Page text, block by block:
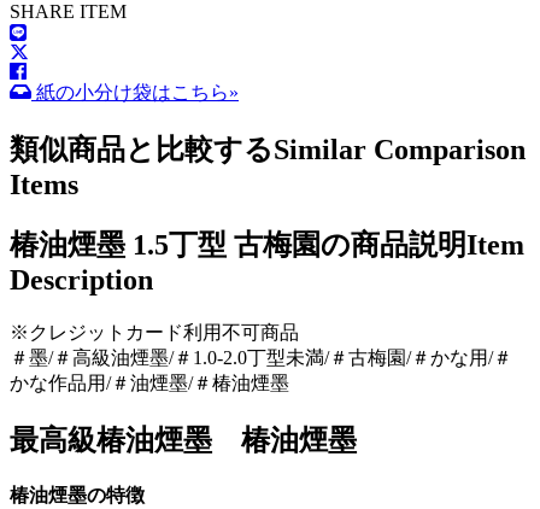
SHARE ITEM
紙の小分け袋はこちら»
類似商品と比較するSimilar Comparison
Items
椿油煙墨 1.5丁型 古梅園の商品説明Item
Description
※クレジットカード利用不可商品
＃墨/＃高級油煙墨/＃1.0-2.0丁型未満/＃古梅園/＃かな用/＃
かな作品用/＃油煙墨/＃椿油煙墨
最高級椿油煙墨 椿油煙墨
椿油煙墨の特徴